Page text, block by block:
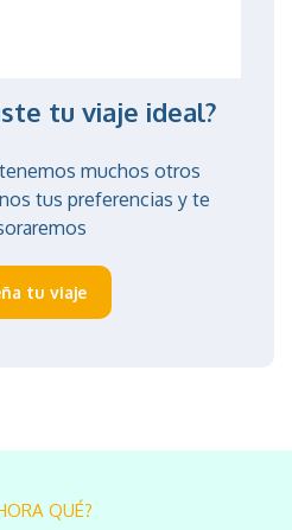
tu viaje ideal?
muchos otros
tus preferencias y te
tu viaje
QUÉ?